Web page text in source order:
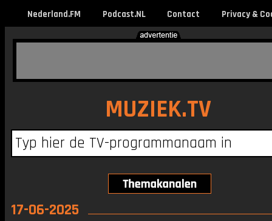
Nederland.FM Podcast.NL Contact Privacy &
MUZIEK.TV
17-06-2025